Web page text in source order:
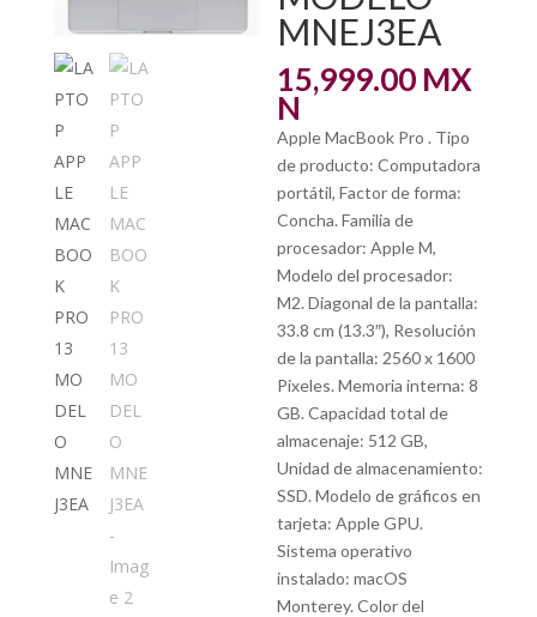
MNEJ3EA
15,999.00 MX
N
Apple MacBook Pro . Tipo
de producto: Computadora
portátil, Factor de forma:
Concha. Familia de
procesador: Apple M,
Modelo del procesador:
M2. Diagonal de la pantalla:
33.8 cm (13.3″), Resolución
de la pantalla: 2560 x 1600
Pixeles. Memoria interna: 8
GB. Capacidad total de
almacenaje: 512 GB,
Unidad de almacenamiento:
SSD. Modelo de gráficos en
tarjeta: Apple GPU.
Sistema operativo
instalado: macOS
Monterey. Color del